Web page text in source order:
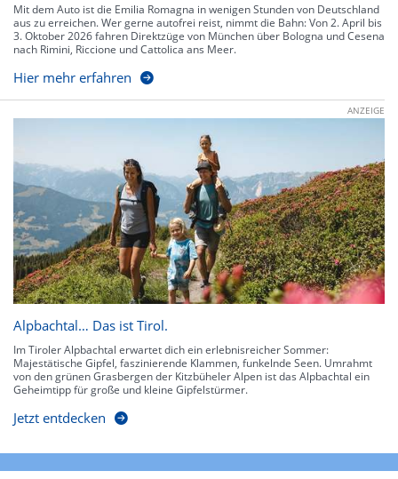
Mit dem Auto ist die Emilia Romagna in wenigen Stunden von Deutschland
aus zu erreichen. Wer gerne autofrei reist, nimmt die Bahn: Von 2. April bis
3. Oktober 2026 fahren Direktzüge von München über Bologna und Cesena
nach Rimini, Riccione und Cattolica ans Meer.
Hier mehr erfahren
ANZEIGE
Alpbachtal… Das ist Tirol.
Im Tiroler Alpbachtal erwartet dich ein erlebnisreicher Sommer:
Majestätische Gipfel, faszinierende Klammen, funkelnde Seen. Umrahmt
von den grünen Grasbergen der Kitzbüheler Alpen ist das Alpbachtal ein
Geheimtipp für große und kleine Gipfelstürmer.
Jetzt entdecken